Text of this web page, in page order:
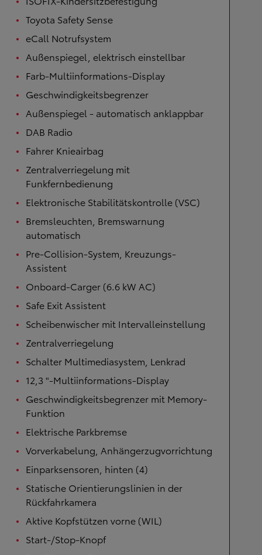
Toyota Safety Sense
eCall Notrufsystem
Außenspiegel, elektrisch einstellbar
Farb-Multiinformations-Display
Geschwindigkeitsbegrenzer
Außenspiegel - automatisch anklappbar
DAB Radio
Fahrer Knieairbag
Zentralverriegelung mit
Funkfernbedienung
Elektronische Stabilitätskontrolle (VSC)
Bremsleuchten, Bremswarnung
automatisch
Pre-Collision-System, Kreuzungs-
Assistent
Onboard-Carger (6.6 kW AC)
Safe Exit Assistent
Scheibenwischer mit Intervalleinstellung
Zentralverriegelung
Schalter Multimediasystem, Lenkrad
12,3 "-Multiinformations-Display
Geschwindigkeitsbegrenzer mit Memory-
Funktion
Elektrische Parkbremse
Vorverkabelung, Anhängerzugvorrichtung
Einparksensoren, hinten (4)
Statische Orientierungslinien in der
Rückfahrkamera
Aktive Kopfstützen vorne (WIL)
Start-/Stop-Knopf